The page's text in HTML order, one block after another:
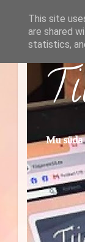
Mu
This site
are shared
statistics,